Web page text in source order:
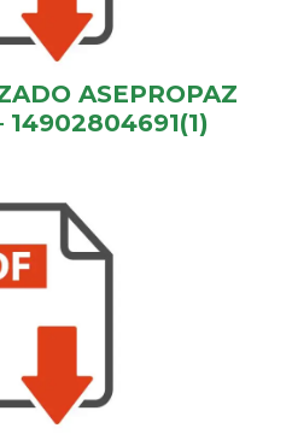
ASEPROPAZ
14902804691(1)